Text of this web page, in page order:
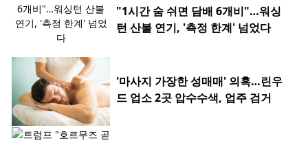
"1시간 숨 쉬면 담배 6개비"…워싱
턴 산불 연기, '측정 한계' 넘었다
'마사지 가장한 성매매' 의혹…린우
드 업소 2곳 압수수색, 업주 검거